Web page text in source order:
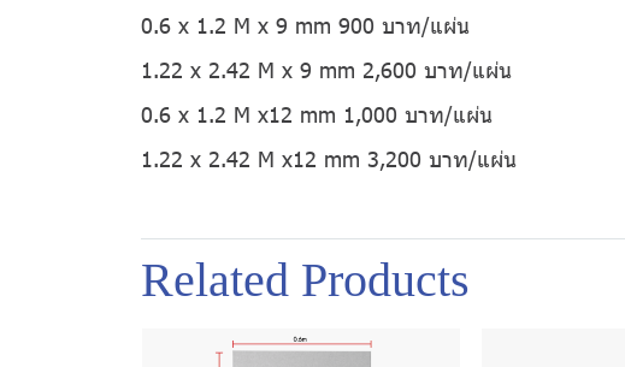
0.6 x 1.2 M x 9 mm 900 บาท/แผ่น
1.22 x 2.42 M x 9 mm 2,600 บาท/แผ่น
0.6 x 1.2 M x12 mm 1,000 บาท/แผ่น
1.22 x 2.42 M x12 mm 3,200 บาท/แผ่น
Related Products